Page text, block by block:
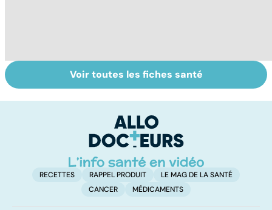
Quand la maladie
entraîne la chute
Calvitie :
pourquoi nos
lâchent !
Voir toutes les fiches santé
RECETTES RAPPEL PRODUIT
LE MAG DE LA SANTÉ
CANCER
MÉDICAMENTS